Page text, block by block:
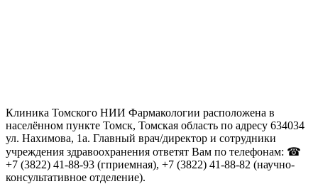
Клиника Томского НИИ Фармакологии расположена в
населённом пункте Томск, Томская область по адресу 634034
ул. Нахимова, 1а. Главный врач/директор и сотрудники
учреждения здравоохранения ответят Вам по телефонам: ☎
+7 (3822) 41-88-93 (гприемная), +7 (3822) 41-88-82 (научно-
консультативное отделение).